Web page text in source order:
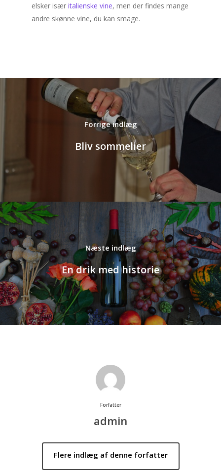
elsker især italienske vine, men der findes mange
andre skønne vine, du kan smage.
Bliv sommelier
En drik med historie
admin